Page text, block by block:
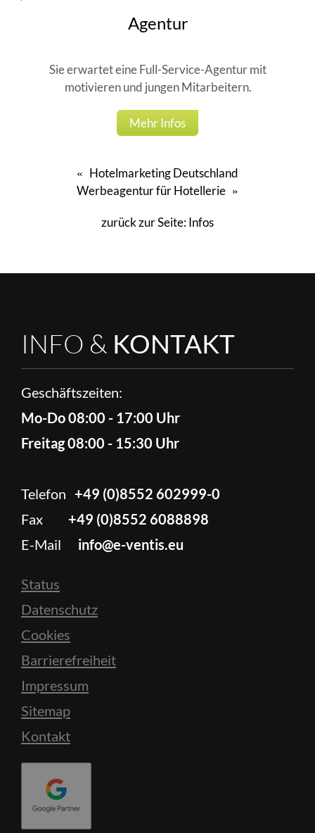
Agentur
Sie erwartet eine Full-Service-Agentur mit
motivieren und jungen Mitarbeitern.
Mehr Infos
« Hotelmarketing Deutschland
Werbeagentur für Hotellerie »
zurück zur Seite:Infos
INFO & KONTAKT
Geschäftszeiten:
Mo-Do 08:00 - 17:00 Uhr
Freitag 08:00 - 15:30 Uhr
Telefon +49 (0)8552 602999-0
Fax +49 (0)8552 6088898
E-Mail info@e-ventis.eu
Status
Datenschutz
Cookies
Barrierefreiheit
Impressum
Sitemap
Kontakt